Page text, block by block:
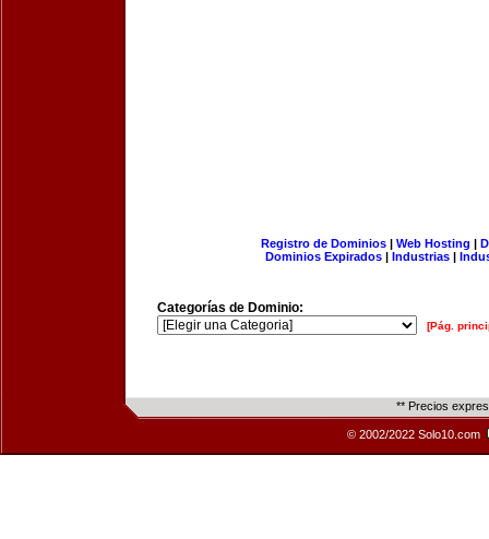
Registro de Dominios| Web Hosting |
Dominios Expirados | Industrias |
Categorías de Dominio:
[Pág.
** Precios
© 2002/2022 Solo10.com